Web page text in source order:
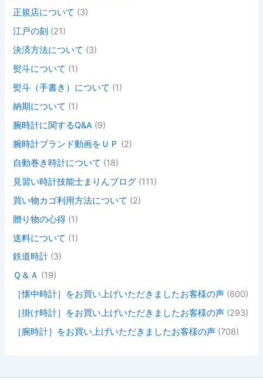
正規店について (3)
江戸の刻 (21)
決済方法について (3)
熨斗について (1)
熨斗（手書き）について (1)
納期について (1)
腕時計に関するQ&A (9)
腕時計ブランド動画をＵＰ (2)
自動巻き時計について (18)
見習い時計技能士まりんブログ (111)
買い物カゴ利用方法について (2)
贈り物の心得 (1)
送料について (1)
鉄道時計 (3)
Ｑ＆Ａ (19)
［懐中時計］をお買い上げいただきましたお客様の声 (600)
［掛け時計］をお買い上げいただきましたお客様の声 (293)
［腕時計］をお買い上げいただきましたお客様の声 (708)